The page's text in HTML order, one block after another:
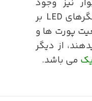
نیز وجود
دارد. همچنین وجود نشانگرهای LED بر
پورت ها و
از دیگر
می باشد.